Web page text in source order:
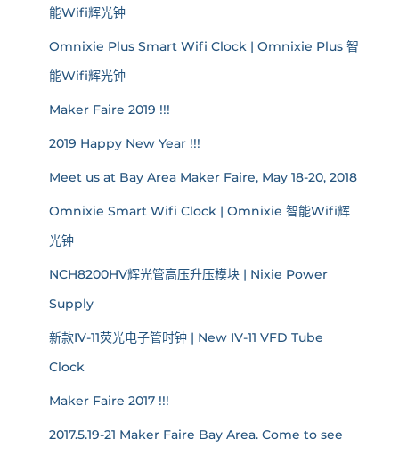
能Wifi辉光钟
Omnixie Plus Smart Wifi Clock | Omnixie Plus 智
能Wifi辉光钟
Maker Faire 2019 !!!
2019 Happy New Year !!!
Meet us at Bay Area Maker Faire, May 18-20, 2018
Omnixie Smart Wifi Clock | Omnixie 智能Wifi辉
光钟
NCH8200HV辉光管高压升压模块 | Nixie Power
Supply
新款IV-11荧光电子管时钟 | New IV-11 VFD Tube
Clock
Maker Faire 2017 !!!
2017.5.19-21 Maker Faire Bay Area. Come to see